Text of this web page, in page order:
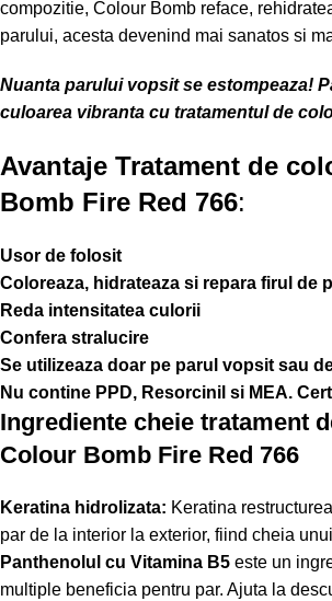
compozitie, Colour Bomb reface,
parului, acesta devenind mai sanatos si
Nuanta parului vopsit se estompeaza!
culoarea vibranta cu tratamentul de
Avantaje Tratament de
Bomb Fire Red 766:
Usor de folosit
Coloreaza, hidrateaza si repara firul de
Reda intensitatea culorii
Confera stralucire
Se utilizeaza doar pe parul vopsit sau
Nu contine PPD, Resorcinil si MEA.
Ingrediente cheie tratament
Colour Bomb Fire Red 766
Keratina hidrolizata: Keratina
par de la interior la exterior, fiind cheia
Panthenolul cu Vitamina B5 este un
multiple beneficia pentru par. Ajuta la